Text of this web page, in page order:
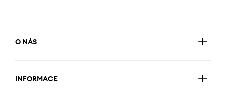
O NÁS
INFORMACE